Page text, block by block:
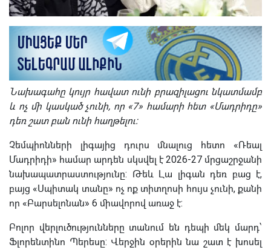
Նախագահը կույր հավատ ունի բրազիլացու նկատմամբ
և ոչ մի կասկած չունի, որ «7» համարի հետ «Մադրիդը»
դեռ շատ բան ունի հաղթելու:
Չեմպիոնների լիգայից դուրս մնալուց հետո «Ռեալ
Մադրիդի» համար արդեն սկսվել է 2026-27 մրցաշրջանի
նախապատրաստությունը: Թեև Լա լիգան դեռ բաց է,
բայց «Սպիտակ տանը» ոչ ոք տիտղոսի հույս չունի, քանի
որ «Բարսելոնան» 6 միավորով առաջ է:
Բոլոր վերլուծությունները տանում են դեպի մեկ մարդ՝
Ֆլորենտինո Պերեսը: Վերջին օրերին նա շատ է խոսել